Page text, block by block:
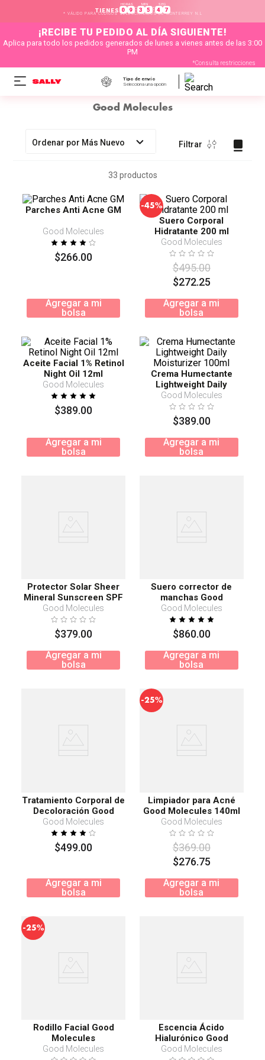
TIENES
HORAS
0 9 :
MIN
3 5 :
SEG
4 7
* VÁLIDO PARA CÓDIGOS SELECCIONADOS DE MONTERREY N.L
¡RECIBE TU PEDIDO AL DÍA SIGUIENTE!
Aplica para todo los pedidos generados de lunes a vienes antes de las 3:00
PM
*Consulta restricciones
Tipo de envío
Selecciona una opción
Good Molecules
Ordenar por Más Nuevo Filtrar
33 productos
Parches Anti Acne GM
Good Molecules
$266.00
Agregar a mi
bolsa
-45%
Suero Corporal
Hidratante 200 ml
Good Molecules
$495.00
$272.25
Agregar a mi
bolsa
Aceite Facial 1% Retinol
Night Oil 12ml
Good Molecules
$389.00
Agregar a mi
bolsa
Crema Humectante
Lightweight Daily
Moisturizer 100ml
Good Molecules
$389.00
Agregar a mi
bolsa
Protector Solar Sheer
Mineral Sunscreen SPF
30 50ml
Good Molecules
$379.00
Agregar a mi
bolsa
Suero corrector de
manchas Good
Molecules 75 ml
Good Molecules
$860.00
Agregar a mi
bolsa
Tratamiento Corporal de
Decoloración Good
Molecules
Good Molecules
$499.00
Agregar a mi
bolsa
-25%
Limpiador para Acné
Good Molecules 140ml
Good Molecules
$369.00
$276.75
Agregar a mi
bolsa
-25%
Rodillo Facial Good
Molecules
Good Molecules
Escencia Ácido
Hialurónico Good
Molecules 120ml
Good Molecules